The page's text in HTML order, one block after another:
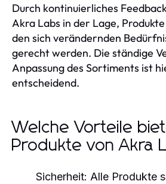
Durch kontinuierliches
Akra Labs in der Lage,
den sich verändernden
gerecht werden. Die ständige
Anpassung des Sortiments ist
entscheidend.
Welche Vorteile
Produkte von Akra
Sicherheit: Alle Produkte